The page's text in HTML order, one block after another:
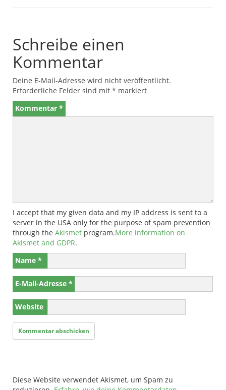
Schreibe einen
Kommentar
Deine E-Mail-Adresse wird nicht veröffentlicht.
Erforderliche Felder sind mit * markiert
Kommentar *
I accept that my given data and my IP address is sent to a
server in the USA only for the purpose of spam prevention
through the Akismet program.More information on
Akismet and GDPR.
Name *
E-Mail-Adresse *
Website
Diese Website verwendet Akismet, um Spam zu